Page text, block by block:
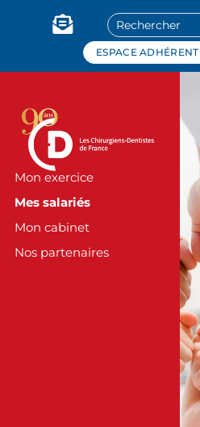
ESPACE ADHÉRENT
Mon exercice
Mes salariés
Mon cabinet
Nos partenaires
Panneau de gestion des cookies